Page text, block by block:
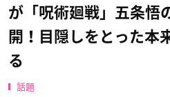
が「呪術廻戦」五条悟
開！目隠しをとった本
る
話題